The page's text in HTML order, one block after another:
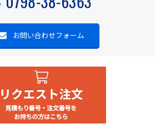
お問い合わせフォーム